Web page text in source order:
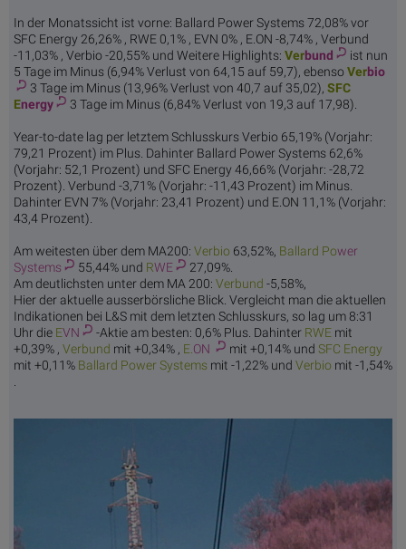
In der Monatssicht ist vorne: Ballard Power Systems 72,08% vor
SFC Energy 26,26% , RWE 0,1% , EVN 0% , E.ON -8,74% , Verbund
-11,03% , Verbio -20,55% und Weitere Highlights: Verbund
ist nun
5 Tage im Minus (6,94% Verlust von 64,15 auf 59,7), ebensoVerbio
3 Tage im Minus (13,96% Verlust von 40,7 auf 35,02), SFC
Energy 3 Tage im Minus (6,84% Verlust von 19,3 auf 17,98).
Year-to-date lag per letztem Schlusskurs Verbio 65,19% (Vorjahr:
79,21 Prozent) im Plus. Dahinter Ballard Power Systems 62,6%
(Vorjahr: 52,1 Prozent) und SFC Energy 46,66% (Vorjahr: -28,72
Prozent). Verbund -3,71% (Vorjahr: -11,43 Prozent) im Minus.
Dahinter EVN 7% (Vorjahr: 23,41 Prozent) und E.ON 11,1% (Vorjahr:
43,4 Prozent).
Am weitesten über dem MA200: Verbio 63,52%, Ballard Power
Systems
55,44% und RWE
27,09%.
Am deutlichsten unter dem MA 200: Verbund -5,58%,
Hier der aktuelle ausserbörsliche Blick. Vergleicht man die aktuellen
Indikationen bei L&S mit dem letzten Schlusskurs, so lag um 8:31
Uhr die EVN -Aktie am besten: 0,6% Plus. Dahinter RWE mit
+0,39% , Verbund mit +0,34% , E. ON mit +0,14% und SFC Energy
mit +0,11% Ballard Power Systems mit -1,22% und Verbio mit -1,54%